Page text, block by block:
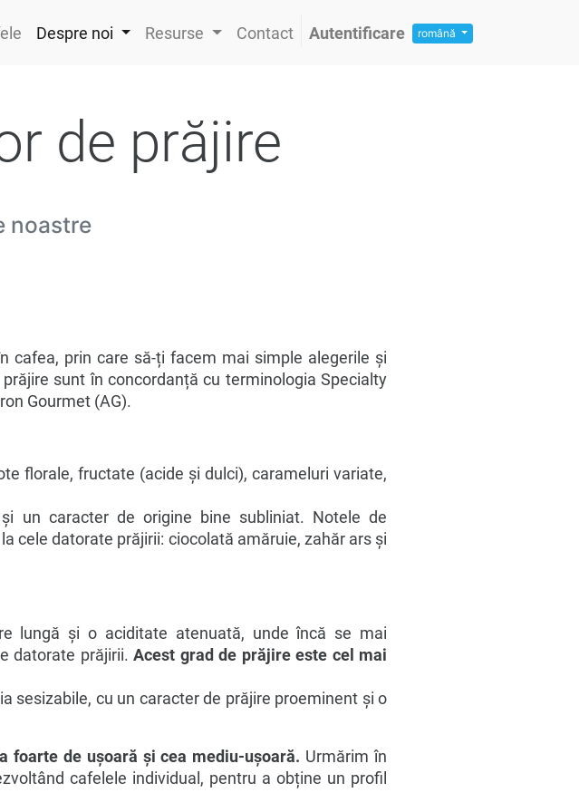
Despre noi Resurse Contact Autentificare română
de prăjire
noastre
cafea, prin care să-ți facem mai simple alegerile și
sunt în concordanță cu terminologia Specialty
Gourmet (AG).
florale, fructate (acide și dulci), carameluri variate,
un caracter de origine bine subliniat. Notele de
cele datorate prăjirii: ciocolată amăruie, zahăr ars și
lungă și o aciditate atenuată, unde încă se mai
datorate prăjirii. Acest grad de prăjire este cel mai
sesizabile, cu un caracter de prăjire proeminent și o
de ușoară și cea mediu-ușoară. Urmărim în
cafelele individual, pentru a obține un profil